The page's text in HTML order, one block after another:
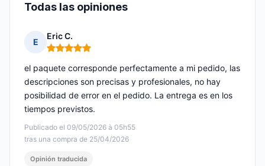
Todas las opiniones
E
Eric C.
Nota: 5 de 5
Publicado el 09/05/2026 à 05h55
tras una compra de 25/04/2026
el paquete corresponde perfectamente a mi pedido, las
descripciones son precisas y profesionales, no hay
posibilidad de error en el pedido. La entrega es en los
tiempos previstos.
Opinión traducida